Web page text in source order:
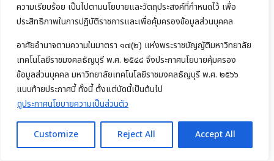
ความเรียบร้อย เป็นไปตามนโยบายและวัตถุประสงค์ที่กำหนดไว้ เพื่อ
ประสิทธิภาพในการปฏิบัติราชการและเพื่อคุ้มครองข้อมูลส่วนบุคคล
อาศัยอำนาจตามความในมาตรา ๑๗(๒) แห่งพระราชบัญญัติมหาวิทยาลัย
เทคโนโลยีราชมงคลธัญบุรี พ.ศ. ๒๕๔๘ จึงประกาศนโยบายคุ้มครอง
ข้อมูลส่วนบุคคล มหาวิทยาลัยเทคโนโลยีราชมงคลธัญบุรี พ.ศ. ๒๕๖๖
แนบท้ายประกาศนี้ ทั้งนี้ ตั้งแต่บัดนี้เป็นต้นไป
ดูประกาศนโยบายความเป็นส่วนตัว
Customize Reject All Accept All